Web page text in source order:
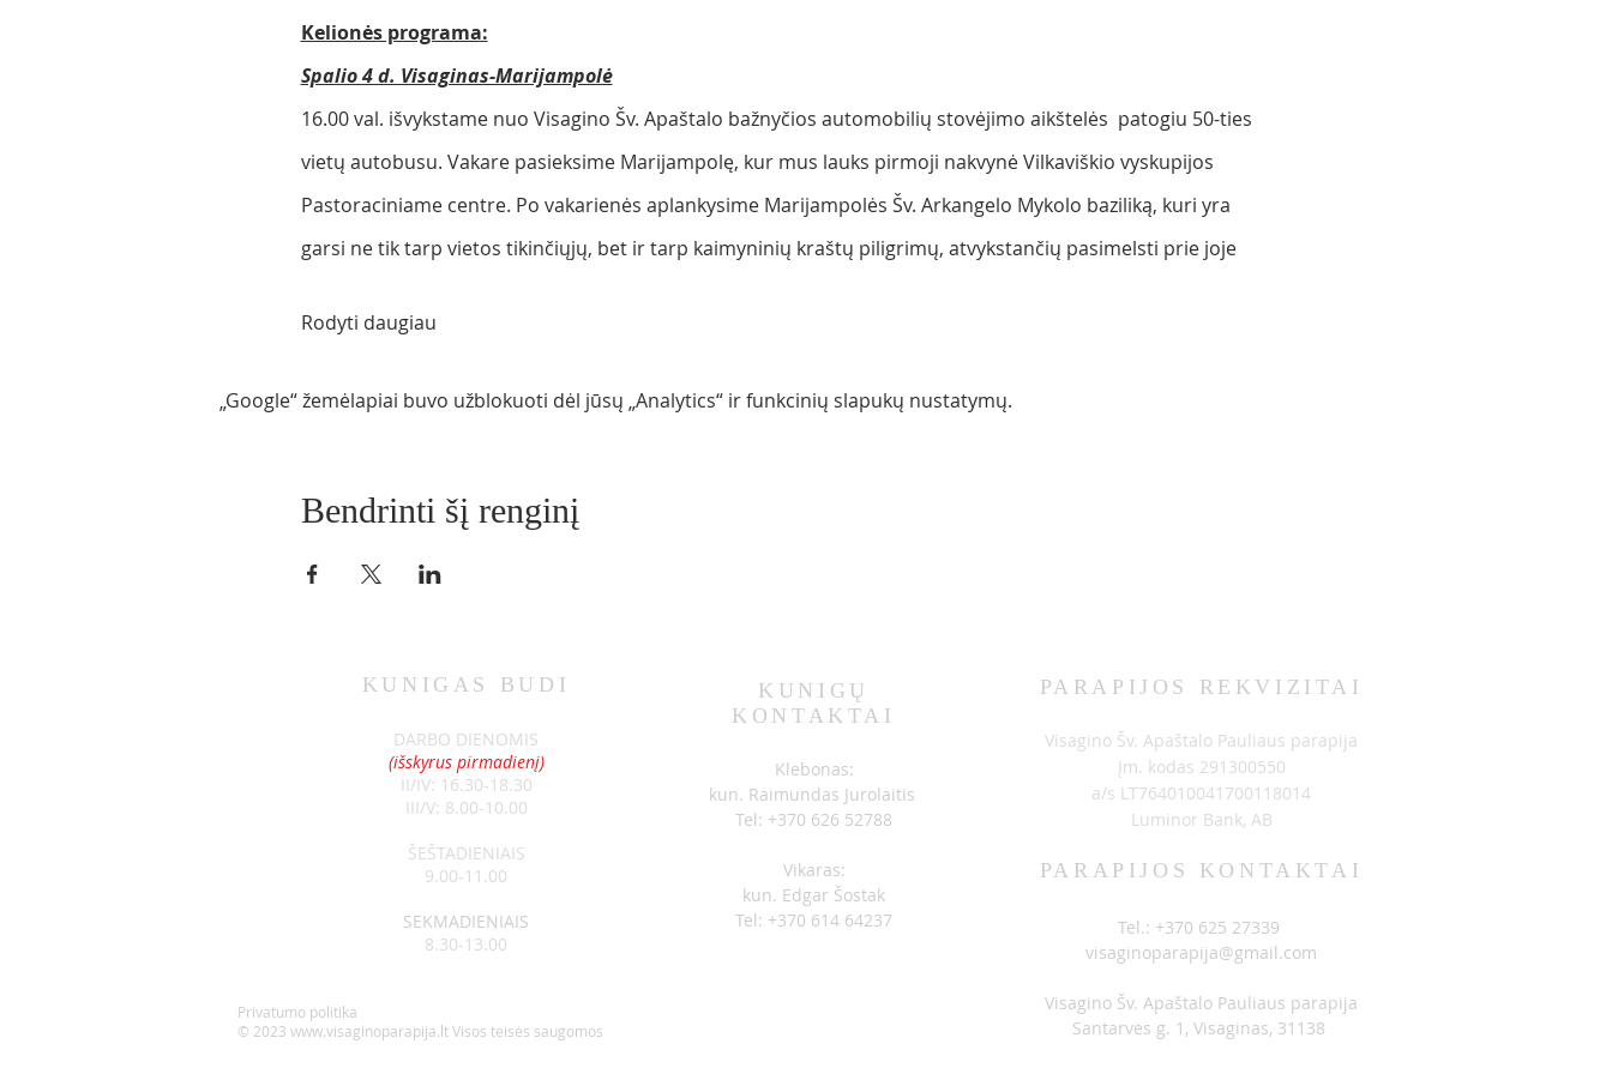
Kelionės programa:
Spalio 4 d. Visaginas-Marijampolė
16.00 val. išvykstame nuo Visagino Šv. Apaštalo bažnyčios automobilių stovėjimo aikštelės  patogiu 50-ties
vietų autobusu. Vakare pasieksime Marijampolę, kur mus lauks pirmoji nakvynė Vilkaviškio vyskupijos
Pastoraciniame centre. Po vakarienės aplankysime Marijampolės Šv. Arkangelo Mykolo baziliką, kuri yra
garsi ne tik tarp vietos tikinčiųjų, bet ir tarp kaimyninių kraštų piligrimų, atvykstančių pasimelsti prie joje
Rodyti daugiau
„Google“ žemėlapiai buvo užblokuoti dėl jūsų „Analytics“ ir funkcinių slapukų nustatymų.
Bendrinti šį renginį
KUNIGAS BUDI
DARBO DIENOMIS
(išskyrus pirmadienį)
II/IV: 16.30-18.30
III/V: 8.00-10.00
ŠEŠTADIENIAIS
9.00-11.00
SEKMADIENIAIS
8.30-13.00
KUNIGŲ
KONTAKTAI
Klebonas:
kun. Raimundas Jurolaitis
Tel: +370 626 52788
Vikaras:
kun. Edgar Šostak
Tel: +370 614 64237
Privatumo politika
© 2023 www.visaginoparapija.ltVisos teisės saugomos
PARAPIJOS REKVIZITAI
Visagino Šv. Apaštalo Pauliaus parapija
Įm. kodas 291300550
a/s LT764010041700118014
Luminor Bank, AB
PARAPIJOS KONTAKTAI
Tel.: +370 625 27339
visaginoparapija@gmail.com
Visagino Šv. Apaštalo Pauliaus parapija
Santarvės g. 1, Visaginas, 31138